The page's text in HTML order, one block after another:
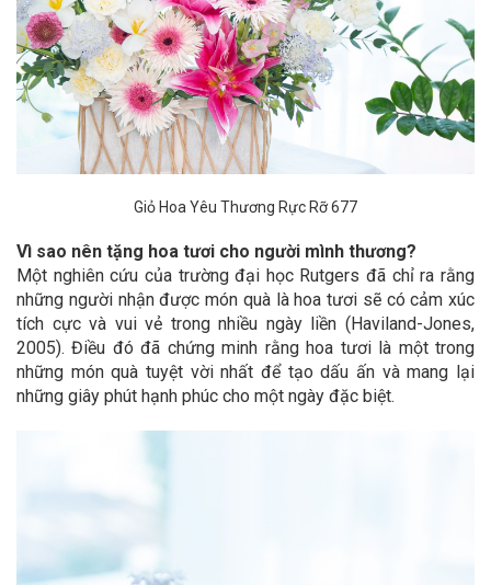
Giỏ Hoa Yêu Thương Rực Rỡ 677
Vì sao nên tặng hoa tươi cho người mình thương?
Một nghiên cứu của trường đại học Rutgers đã chỉ ra rằng
những người nhận được món quà là hoa tươi sẽ có cảm xúc
tích cực và vui vẻ trong nhiều ngày liền (Haviland-Jones,
2005). Điều đó đã chứng minh rằng hoa tươi là một trong
những món quà tuyệt vời nhất để tạo dấu ấn và mang lại
những giây phút hạnh phúc cho một ngày đặc biệt.